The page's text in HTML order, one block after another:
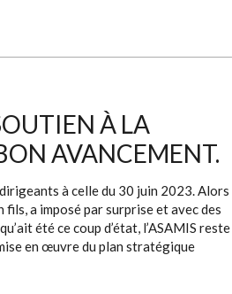
À LA
AVANCEMENT.
à celle du 30 juin 2023. Alors
a imposé par surprise et avec des
été ce coup d’état, l’ASAMIS reste
en œuvre du plan stratégique